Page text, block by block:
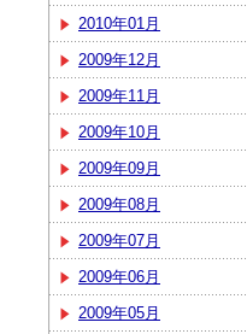
2010年01月
2009年12月
2009年11月
2009年10月
2009年09月
2009年08月
2009年07月
2009年06月
2009年05月